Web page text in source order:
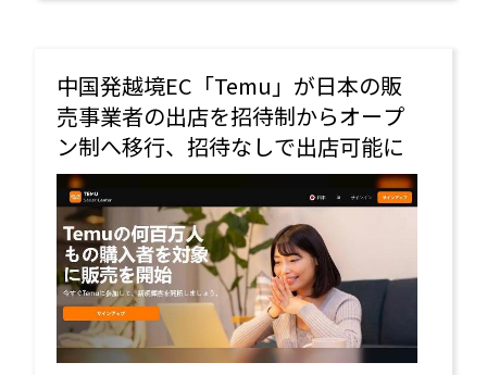
中国発越境EC「Temu」が日本の販
売事業者の出店を招待制からオープ
ン制へ移行、招待なしで出店可能に